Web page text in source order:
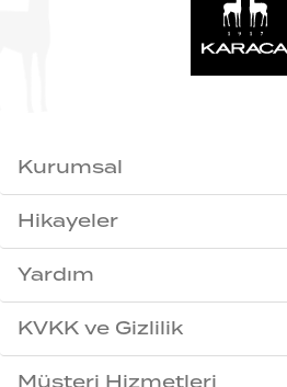
Kurumsal
Hikayeler
Yardım
KVKK ve Gizlilik
Müşteri Hizmetleri